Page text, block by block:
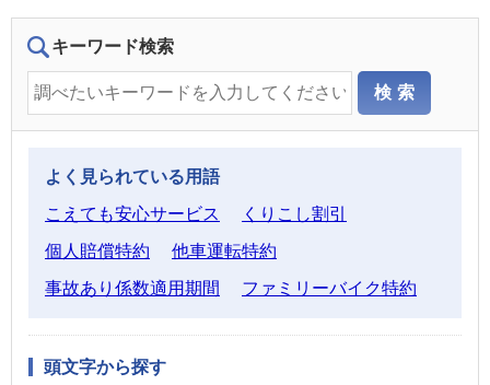
キーワード検索
よく見られている用語
こえても安心サービス
くりこし割引
個人賠償特約
他車運転特約
事故あり係数適用期間
ファミリーバイク特約
頭文字から探す